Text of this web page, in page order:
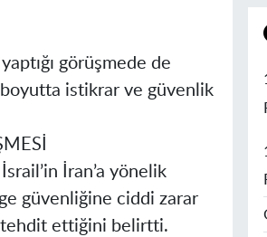
görüşmede de
boyutta istikrar ve güvenlik
İran’a yönelik
güvenliğine ciddi zarar
tehdit ettiğini belirtti.